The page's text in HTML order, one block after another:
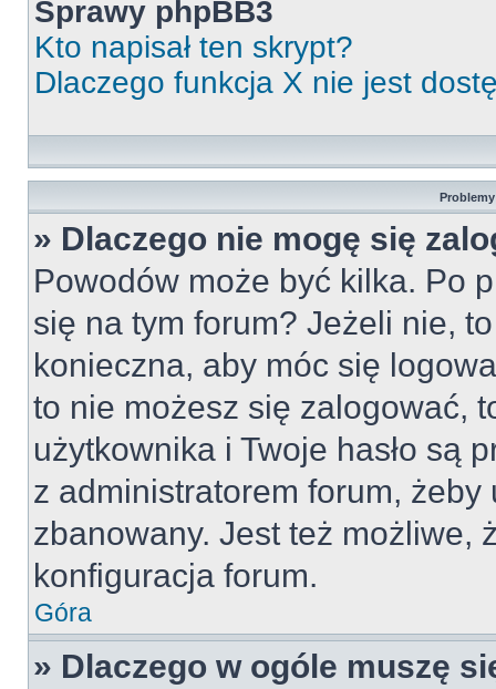
Sprawy phpBB3
Kto napisał ten skrypt?
Dlaczego funkcja X nie jest
» Dlaczego nie mogę się
Powodów może być kilka. Po
się na tym forum? Jeżeli nie,
konieczna, aby móc się
to nie możesz się zalogować,
użytkownika i Twoje hasło są
z administratorem forum, żeby
zbanowany. Jest też możliwe,
konfiguracja forum.
Góra
» Dlaczego w ogóle muszę